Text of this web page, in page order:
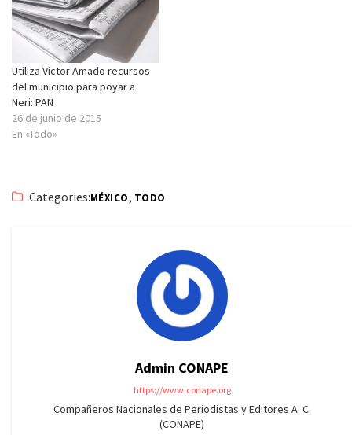
Utiliza Víctor Amado recursos
del municipio para poyar a
Neri: PAN
26 de junio de 2015
En «Todo»
Categories:MÉXICO, TODO
Admin CONAPE
https://www.conape.org
Compañeros Nacionales de Periodistas y Editores A. C.
(CONAPE)